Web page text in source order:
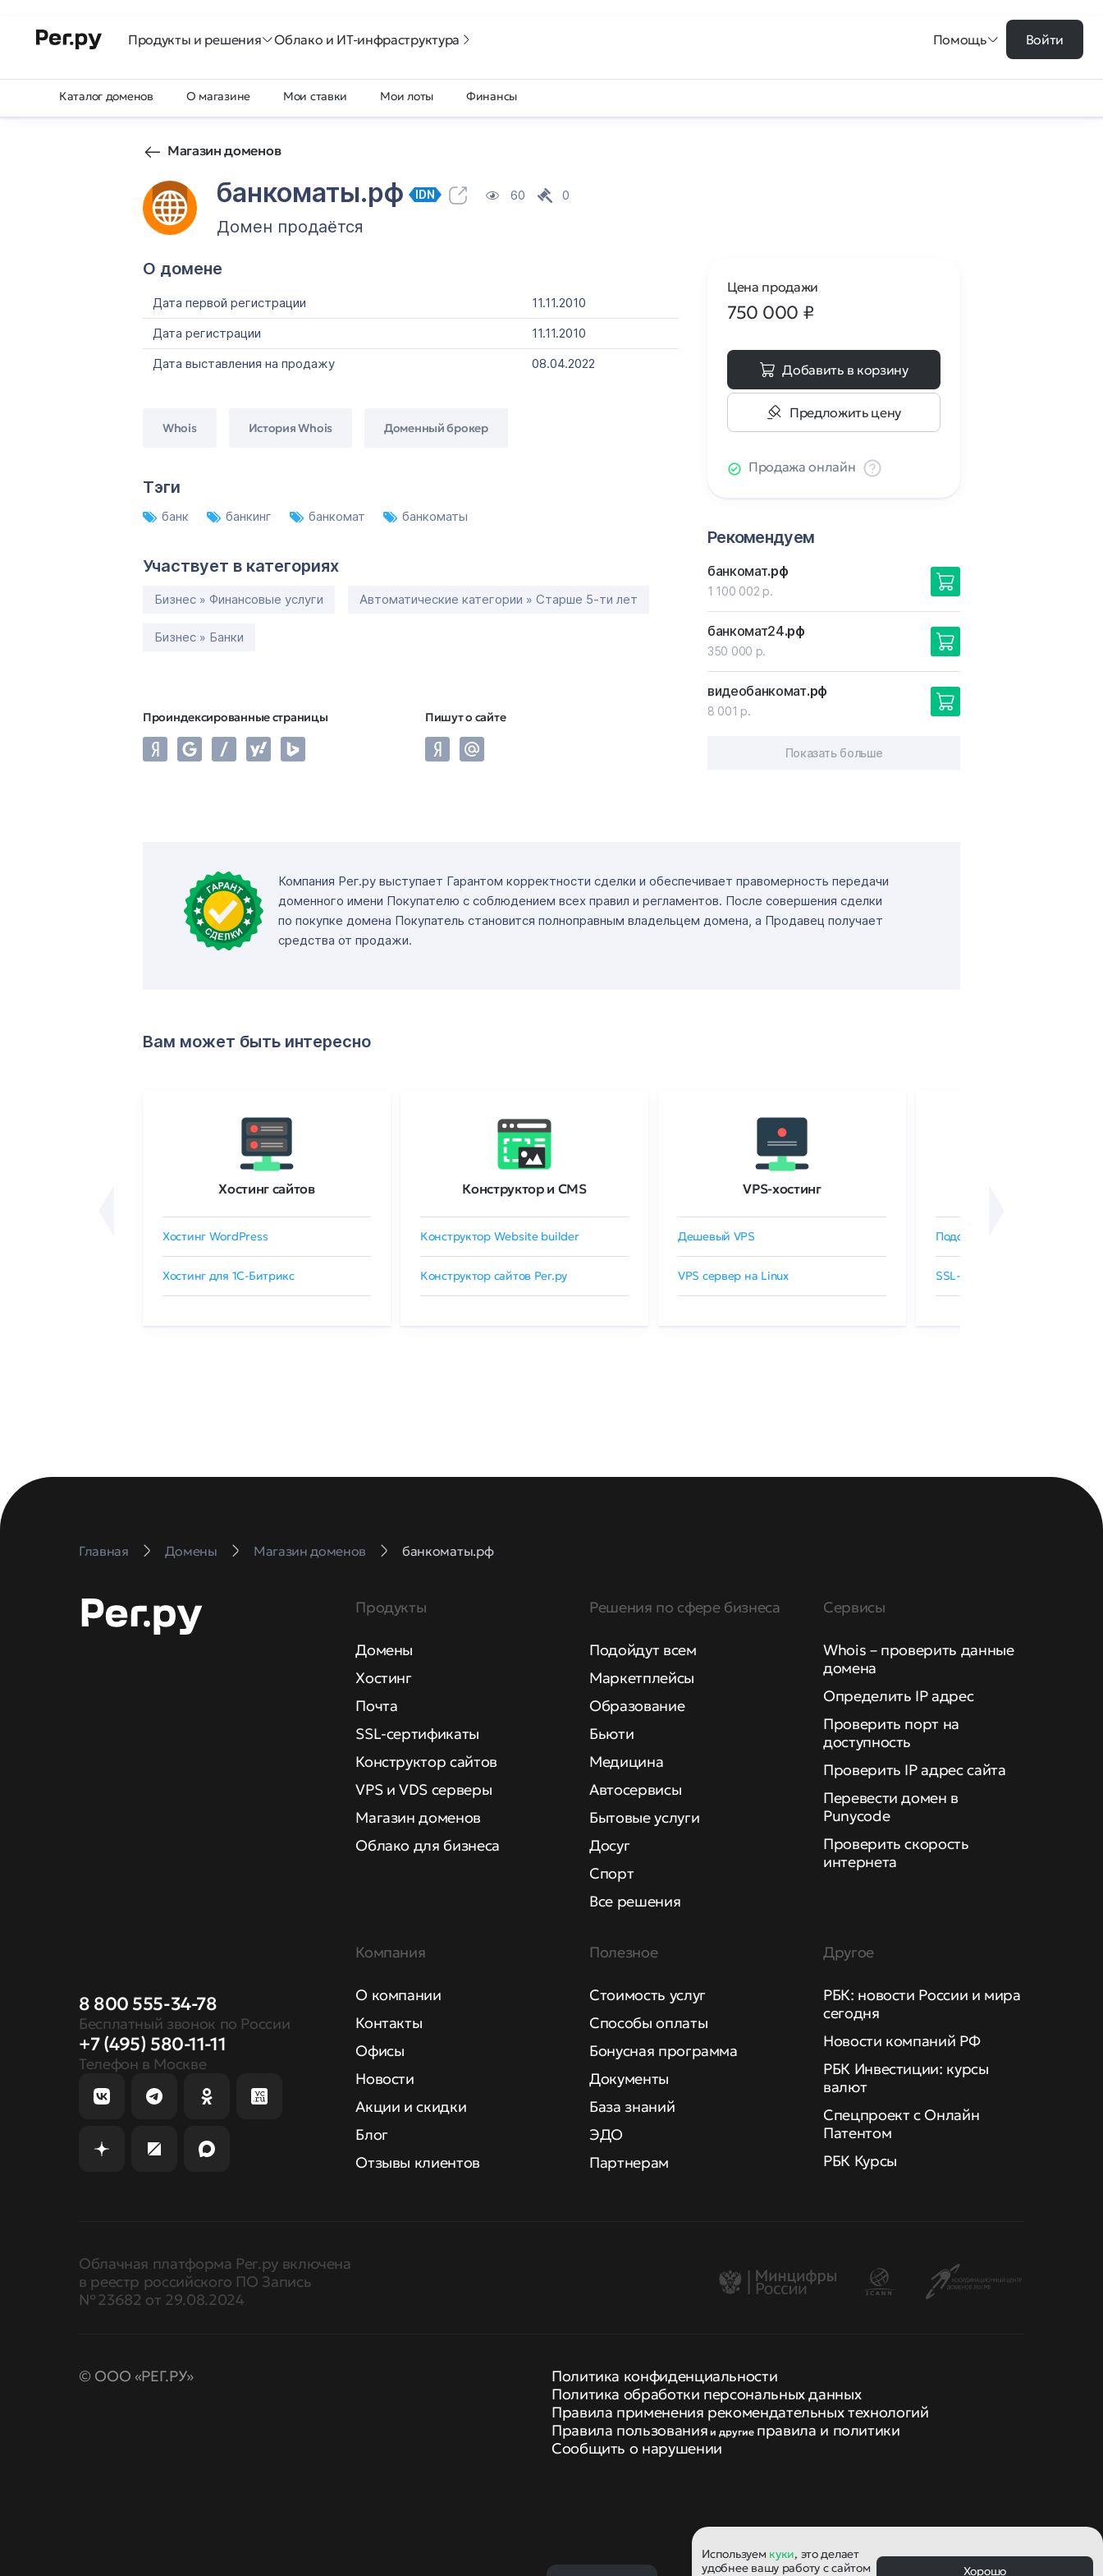
Продукты и решения Облако и ИТ-инфраструктура Помощь Войти
Каталог доменов О магазине Мои ставки Мои лоты Финансы
Магазин доменов
банкоматы.рф IDN 60 0
Домен продаётся
О домене
Дата первой регистрации
11.11.2010
Дата регистрации
11.11.2010
Дата выставления на продажу
08.04.2022
Whois История Whois Доменный брокер
Тэги
банк банкинг банкомат банкоматы
Участвует в категориях
Бизнес » Финансовые услуги Автоматические категории » Старше 5-ти лет
Бизнес » Банки
Проиндексированные страницы Пишут о сайте
Цена продажи
750 000 ₽
Добавить в корзину
Предложить цену
Продажа онлайн
Рекомендуем
банкомат.рф
1 100 002 р.
банкомат24.рф
350 000 р.
видеобанкомат.рф
8 001 р.
Показать больше
Компания Рег.ру выступает Гарантом корректности сделки и обеспечивает правомерность передачи
доменного имени Покупателю с соблюдением всех правил и регламентов. После совершения сделки
по покупке домена Покупатель становится полноправным владельцем домена, а Продавец получает
средства от продажи.
Вам может быть интересно
Хостинг сайтов
Хостинг WordPress
Хостинг для 1C-Битрикс
Конструктор и CMS
Конструктор Website builder
Конструктор сайтов Рег.ру
VPS-хостинг
Дешевый VPS
VPS сервер на Linux
Подобрать SSL-сертификат
SSL-сертификаты GlobalSign
Главная Домены Магазин доменов банкоматы.рф
8 800 555-34-78
Бесплатный звонок по России
+7 (495) 580-11-11
Телефон в Москве
Продукты
Домены
Хостинг
Почта
SSL-сертификаты
Конструктор сайтов
VPS и VDS серверы
Магазин доменов
Облако для бизнеса
Решения по сфере бизнеса
Подойдут всем
Маркетплейсы
Образование
Бьюти
Медицина
Автосервисы
Бытовые услуги
Досуг
Спорт
Все решения
Сервисы
Whois – проверить данные
домена
Определить IP адрес
Проверить порт на
доступность
Проверить IP адрес сайта
Перевести домен в
Punycode
Проверить скорость
интернета
Компания
О компании
Контакты
Офисы
Новости
Акции и скидки
Блог
Отзывы клиентов
Полезное
Стоимость услуг
Способы оплаты
Бонусная программа
Документы
База знаний
ЭДО
Партнерам
Другое
РБК: новости России и мира
сегодня
Новости компаний РФ
РБК Инвестиции: курсы
валют
Спецпроект с Онлайн
Патентом
РБК Курсы
Облачная платформа Рег.ру включена
в реестр российского ПО Запись
№ 23682 от 29.08.2024
© ООО «РЕГ.РУ»
Политика конфиденциальности
Политика обработки персональных данных
Правила применения рекомендательных технологий
Правила пользования и другие правила и политики
Сообщить о нарушении
Используем куки, это делает
удобнее вашу работу с сайтом
Хорошо